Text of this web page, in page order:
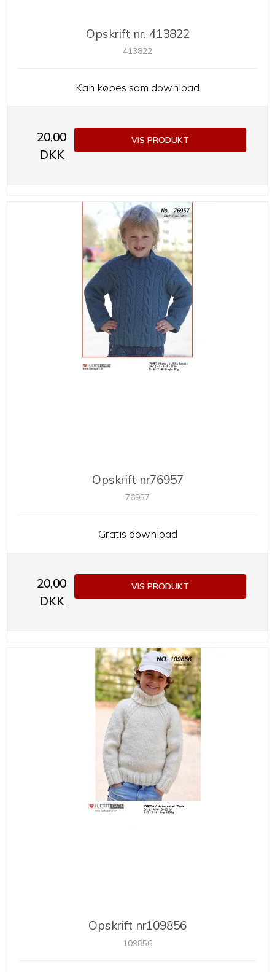
Opskrift nr. 413822
413822
Kan købes som download
20,00
DKK
VIS PRODUKT
Opskrift nr76957
76957
Gratis download
20,00
DKK
VIS PRODUKT
Opskrift nr109856
109856